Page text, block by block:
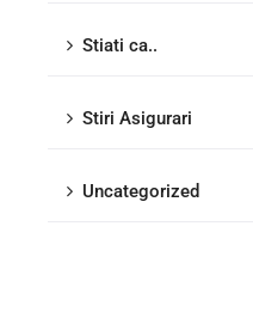
Stiati ca..
Stiri Asigurari
Uncategorized